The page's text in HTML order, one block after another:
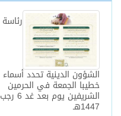
رئاسة
الشؤون الدينية تحدد أسماء
خطيبا الجمعة في الحرمين
الشريفين يوم بعد غد 6 رجب
1447هـ